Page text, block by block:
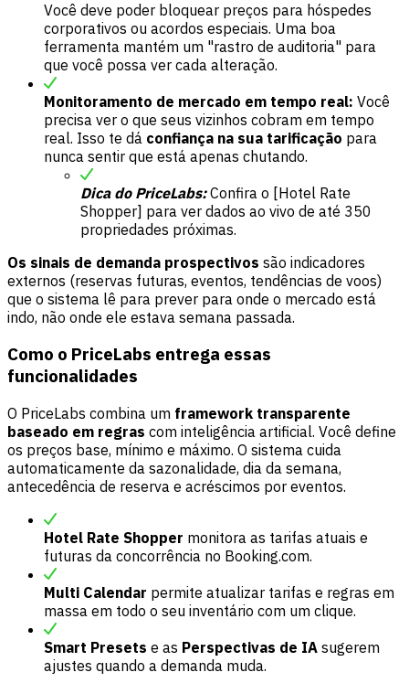
Você deve poder bloquear preços para hóspedes
corporativos ou acordos especiais. Uma boa
ferramenta mantém um "rastro de auditoria" para
que você possa ver cada alteração.
Monitoramento de mercado em tempo real: Você
precisa ver o que seus vizinhos cobram em tempo
real. Isso te dá confiança na sua tarificação para
nunca sentir que está apenas chutando.
Dica do PriceLabs:Confira o [Hotel Rate
Shopper] para ver dados ao vivo de até 350
propriedades próximas.
Os sinais de demanda prospectivos são indicadores
externos (reservas futuras, eventos, tendências de voos)
que o sistema lê para prever para onde o mercado está
indo, não onde ele estava semana passada.
Como o PriceLabs entrega essas
funcionalidades
O PriceLabs combina um framework transparente
baseado em regras com inteligência artificial. Você define
os preços base, mínimo e máximo. O sistema cuida
automaticamente da sazonalidade, dia da semana,
antecedência de reserva e acréscimos por eventos.
Hotel Rate Shopper monitora as tarifas atuais e
futuras da concorrência no Booking.com.
Multi Calendar permite atualizar tarifas e regras em
massa em todo o seu inventário com um clique.
Smart Presets e as Perspectivas de IA sugerem
ajustes quando a demanda muda.